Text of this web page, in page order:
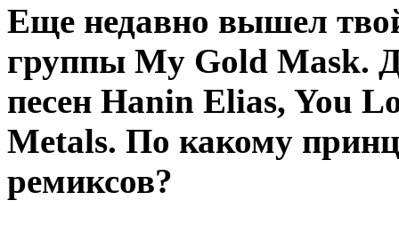
Еще недавно вышел
группы My Gold Mask.
песен Hanin Elias, You
Metals. По какому
ремиксов?